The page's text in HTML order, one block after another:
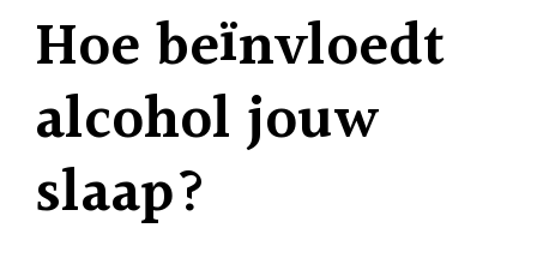
Hoe beïnvloedt
alcohol jouw
slaap?